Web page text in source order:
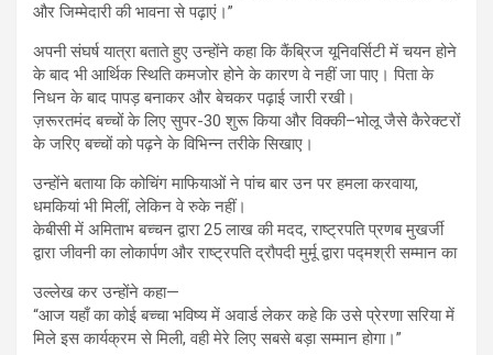
और जिम्मेदारी की भावना से पढ़ाएं।”
अपनी संघर्ष यात्रा बताते हुए उन्होंने कहा कि कैंब्रिज यूनिवर्सिटी में चयन होने
के बाद भी आर्थिक स्थिति कमजोर होने के कारण वे नहीं जा पाए। पिता के
निधन के बाद पापड़ बनाकर और बेचकर पढ़ाई जारी रखी।
ज़रूरतमंद बच्चों के लिए सुपर-30 शुरू किया और विक्की–भोलू जैसे कैरेक्टरों
के जरिए बच्चों को पढ़ने के विभिन्न तरीके सिखाए।
उन्होंने बताया कि कोचिंग माफियाओं ने पांच बार उन पर हमला करवाया,
धमकियां भी मिलीं, लेकिन वे रुके नहीं।
केबीसी में अमिताभ बच्चन द्वारा 25 लाख की मदद, राष्ट्रपति प्रणब मुखर्जी
द्वारा जीवनी का लोकार्पण और राष्ट्रपति द्रौपदी मुर्मू द्वारा पद्मश्री सम्मान का
उल्लेख कर उन्होंने कहा—
“आज यहाँ का कोई बच्चा भविष्य में अवार्ड लेकर कहे कि उसे प्रेरणा सरिया में
मिले इस कार्यक्रम से मिली, वही मेरे लिए सबसे बड़ा सम्मान होगा।”